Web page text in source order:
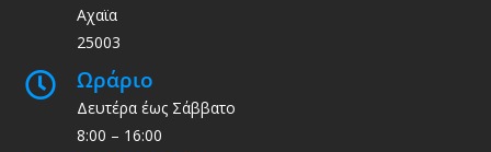
Αχαϊα
25003
 Ωράριο
Δευτέρα έως Σάββατο
8:00 – 16:00